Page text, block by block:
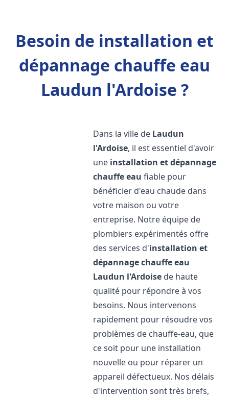
Besoin de installation et
dépannage chauffe eau
Laudun l'Ardoise ?
Dans la ville de Laudun
l'Ardoise, il est essentiel d'avoir
une installation et dépannage
chauffe eau fiable pour
bénéficier d'eau chaude dans
votre maison ou votre
entreprise. Notre équipe de
plombiers expérimentés offre
des services d'installation et
dépannage chauffe eau
Laudun l'Ardoise de haute
qualité pour répondre à vos
besoins. Nous intervenons
rapidement pour résoudre vos
problèmes de chauffe-eau, que
ce soit pour une installation
nouvelle ou pour réparer un
appareil défectueux. Nos délais
d'intervention sont très brefs,